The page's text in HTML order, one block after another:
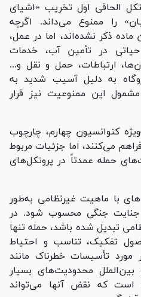
از اینها، ماده ۵۴ پروتکل الحاقی اول تخریب «اشیای
را ممنوع می‌داند. اگرچه
ماده ذکر نشده‌اند، اما در عمل،
در تأمین آب، خدمات
ارتباطات، حمل و نقل و...
به دلیل آسیب شدید به
مشمول این ممنوعیت نیز قرار
ژنو ۱۹۴۹، به‌ویژه کنوانسیون چهارم، چارچوب
می‌کنند، اما جزئیات مربوط
حمله عمدتاً در پروتکل‌های
با ماهیت غیرنظامی به‌طور
جنایت جنگی محسوب شود. در
تبدیل شده باشد، حمله تنها
تفکیک، تناسب و احتیاط
تأسیسات خطرناک مانند
محدودیت‌های بسیار
است که نقض آنها می‌تواند